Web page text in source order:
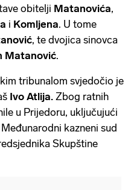
obitelji Matanovića,
i Komljena. U tome
, te dvojica sinovca
Matanović.
tribunalom svjedočio je
Ivo Atlija. Zbog ratnih
u Prijedoru, uključujući
kazneni sud
Skupštine